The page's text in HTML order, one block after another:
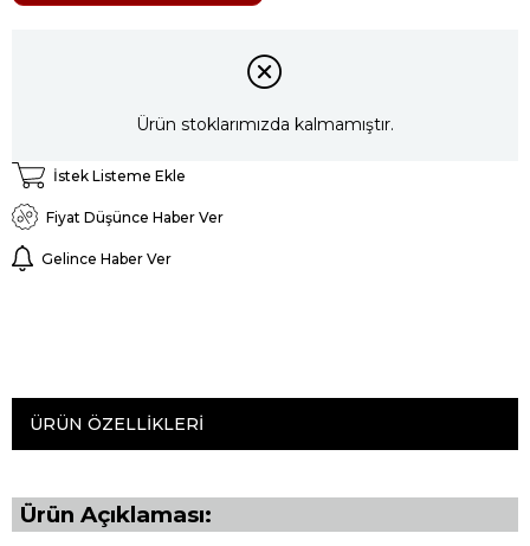
Ürün stoklarımızda kalmamıştır.
İstek Listeme Ekle
Fiyat Düşünce Haber Ver
Gelince Haber Ver
ÜRÜN ÖZELLIKLERI
Ürün Açıklaması: